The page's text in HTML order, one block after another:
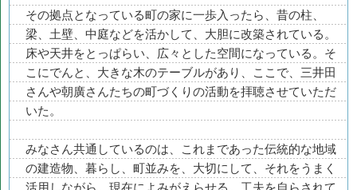
その拠点となっている町の家に一歩入ったら、昔の柱、
梁、土壁、中庭などを活かして、大胆に改築されている。
床や天井をとっぱらい、広々とした空間になっている。そ
こにでんと、大きな木のテーブルがあり、ここで、三井田
さんや朝廣さんたちの町づくりの活動を拝聴させていただ
いた。
みなさん共通しているのは、これまであった伝統的な地域
の建造物、暮らし、町並みを、大切にして、それをうまく
活用しながら、現在によみがえらせる、工夫を自らされて